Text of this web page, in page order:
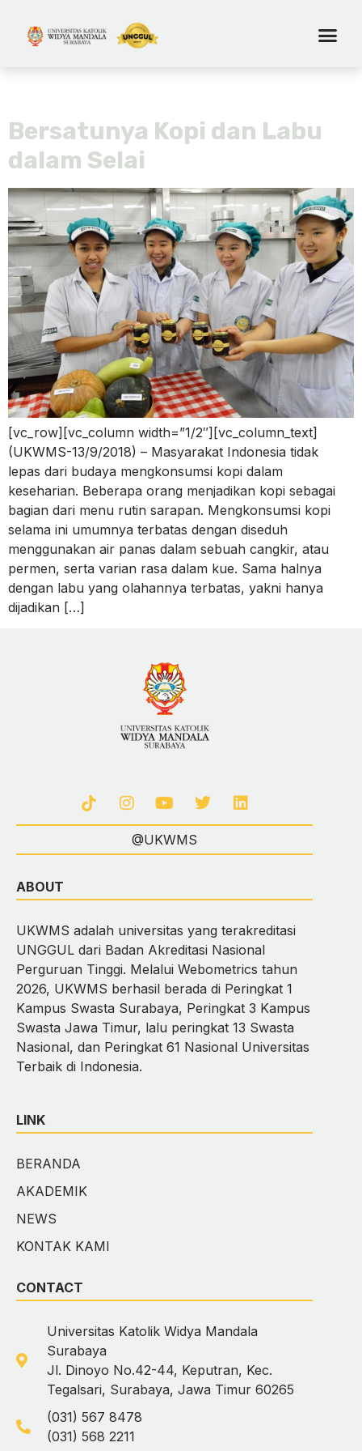
Bersatunya Kopi dan Labu
dalam Selai
[vc_row][vc_column width=”1/2″][vc_column_text]
(UKWMS-13/9/2018) – Masyarakat Indonesia tidak
lepas dari budaya mengkonsumsi kopi dalam
keseharian. Beberapa orang menjadikan kopi sebagai
bagian dari menu rutin sarapan. Mengkonsumsi kopi
selama ini umumnya terbatas dengan diseduh
menggunakan air panas dalam sebuah cangkir, atau
permen, serta varian rasa dalam kue. Sama halnya
dengan labu yang olahannya terbatas, yakni hanya
dijadikan […]
@UKWMS
ABOUT
UKWMS adalah universitas yang terakreditasi
UNGGUL dari Badan Akreditasi Nasional
Perguruan Tinggi. Melalui Webometrics tahun
2026, UKWMS berhasil berada di Peringkat 1
Kampus Swasta Surabaya, Peringkat 3 Kampus
Swasta Jawa Timur, lalu peringkat 13 Swasta
Nasional, dan Peringkat 61 Nasional Universitas
Terbaik di Indonesia.
LINK
BERANDA
AKADEMIK
NEWS
KONTAK KAMI
CONTACT
Universitas Katolik Widya Mandala
Surabaya
Jl. Dinoyo No.42-44, Keputran, Kec.
Tegalsari, Surabaya, Jawa Timur 60265
(031) 567 8478
(031) 568 2211